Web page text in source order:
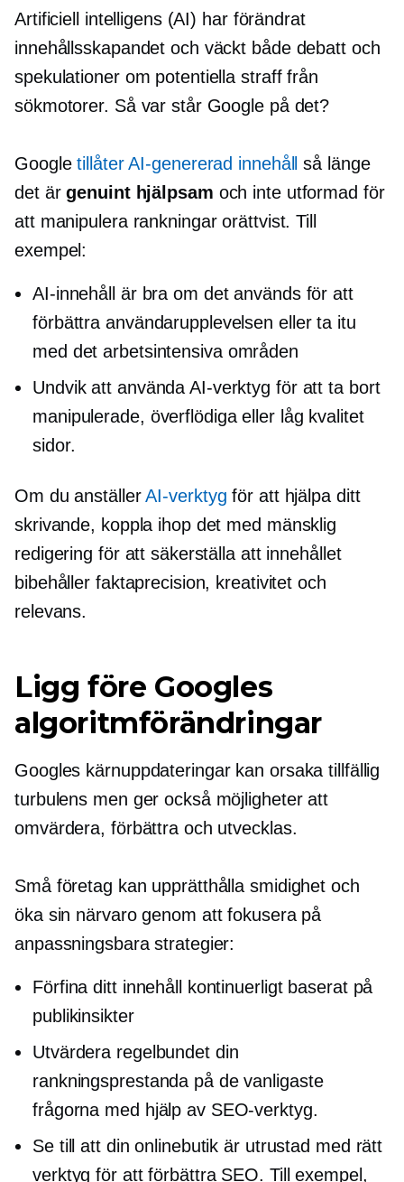
Artificiell intelligens (AI) har förändrat
innehållsskapandet och väckt både debatt och
spekulationer om potentiella straff från
sökmotorer. Så var står Google på det?
GoogletillåterAI-genererad innehåll så länge
det ärgenuint hjälpsam och inte utformad för
att manipulera rankningar orättvist. Till
exempel:
AI-innehåll är bra om det används för att
förbättra användarupplevelsen eller ta itu
med detarbetsintensivaområden
Undvik att använda AI-verktyg för att ta bort
manipulerade, överflödiga eller låg kvalitet
sidor.
Om du anställerAI-verktyg för att hjälpa ditt
skrivande, koppla ihop det med mänsklig
redigering för att säkerställa att innehållet
bibehåller faktaprecision, kreativitet och
relevans.
Ligg före Googles
algoritmförändringar
Googles kärnuppdateringar kan orsaka tillfällig
turbulens men ger också möjligheter att
omvärdera, förbättra och utvecklas.
Små företag kan upprätthålla smidighet och
öka sin närvaro genom att fokusera på
anpassningsbara strategier:
Förfina ditt innehåll kontinuerligt baserat på
publikinsikter
Utvärdera regelbundet din
rankningsprestanda på de vanligaste
frågorna med hjälp av SEO-verktyg.
Se till att din onlinebutik är utrustad med rätt
verktyg för att förbättra SEO. Till exempel,